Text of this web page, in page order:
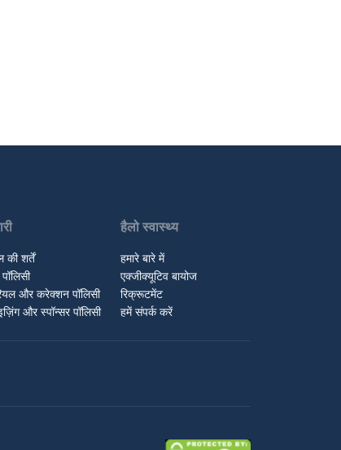
की शर्तें
और करेक्शन पॉलिसी
और स्पॉन्सर पॉलिसी
हैलो स्वास्थ्य
हमारे बारे में
एक्जीक्यूटिव बायोज
रिक्रूटमेंट
हमें संपर्क करें